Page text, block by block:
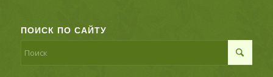
ПОИСК ПО САЙТУ